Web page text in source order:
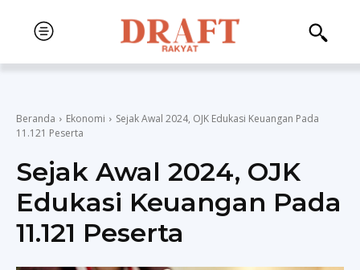
Beranda Ekonomi
Sejak Awal 2024, OJK Edukasi Keuangan Pada
11.121 Peserta
Sejak Awal 2024, OJK
Edukasi Keuangan Pada
11.121 Peserta